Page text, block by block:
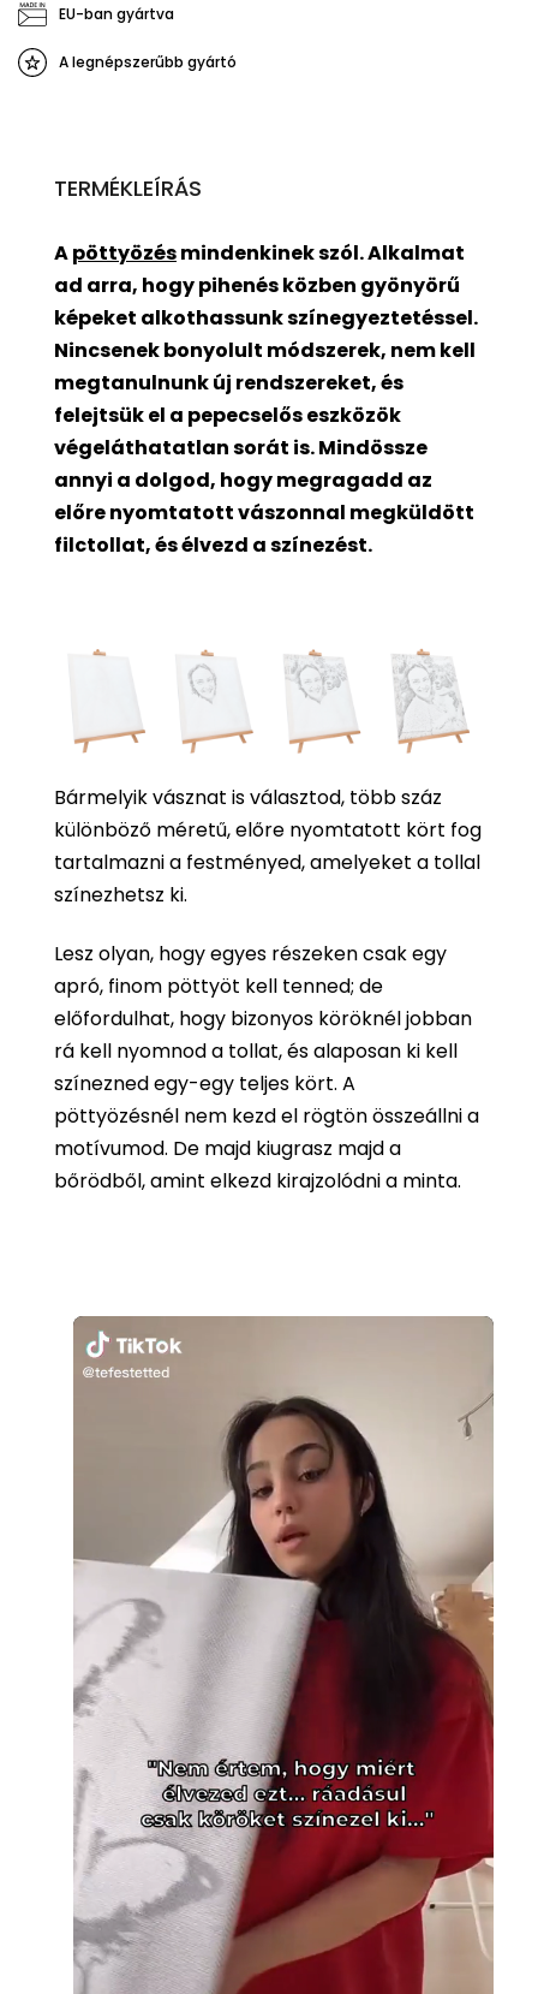
EU-ban gyártva
A legnépszerűbb gyártó
TERMÉKLEÍRÁS
Apöttyözésmindenkinek szól. Alkalmat
ad arra, hogy pihenés közben gyönyörű
képeket alkothassunk színegyeztetéssel.
Nincsenek bonyolult módszerek, nem kell
megtanulnunk új rendszereket, és
felejtsük el a pepecselős eszközök
végeláthatatlan sorát is. Mindössze
annyi a dolgod, hogy megragadd az
előre nyomtatott vászonnal megküldött
filctollat, és élvezd a színezést.
Bármelyik vásznat is választod, több száz
különböző méretű, előre nyomtatott kört fog
tartalmazni a festményed, amelyeket a tollal
színezhetsz ki.
Lesz olyan, hogy egyes részeken csak egy
apró, finom pöttyöt kell tenned; de
előfordulhat, hogy bizonyos köröknél jobban
rá kell nyomnod a tollat, és alaposan ki kell
színezned egy-egy teljes kört. A
pöttyözésnél nem kezd el rögtön összeállni a
motívumod. De majd kiugrasz majd a
bőrödből, amint elkezd kirajzolódni a minta.